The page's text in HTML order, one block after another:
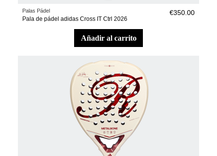
Palas Pádel
Pala de pádel adidas Cross IT Ctrl 2026
€350.00
añadir al carrito